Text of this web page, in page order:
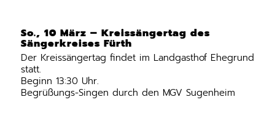
So., 10 März – Kreissängertag des
Sängerkreises Fürth
Der Kreissängertag findet im Landgasthof Ehegrund
statt.
Beginn 13:30 Uhr.
Begrüßungs-Singen durch den MGV Sugenheim